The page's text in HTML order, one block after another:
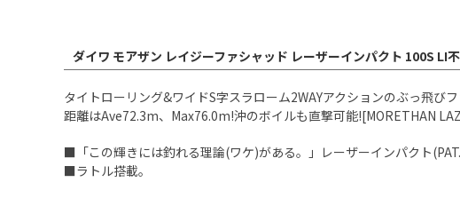
ダイワ モアザン レイジーファシャッド レーザーインパクト 100S LI
タイトローリング&ワイドS字スラローム2WAYアクションのぶっ飛
距離はAve72.3m、Max76.0m!沖のボイルも直撃可能![MORETHAN
■「この輝きには釣れる理論(ワケ)がある。」レーザーインパクト
■ラトル搭載。